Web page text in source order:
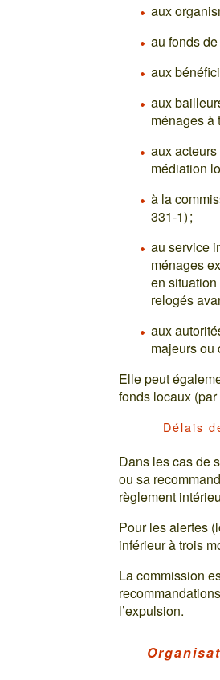
aux
au fonds
aux
aux
ménages à
aux
médiation
à la
331-1) ;
au service
ménages
en
relogés
aux
majeurs ou
Elle peut
fonds locaux
Délais
Dans les cas de
ou sa
règlement
Pour les alertes
inférieur à trois
La commission
l’expulsion.